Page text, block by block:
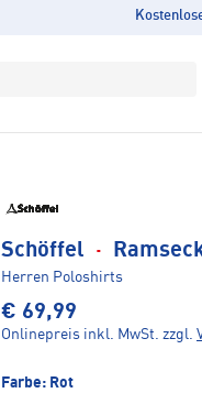
Schöffel ·
Herren Poloshirts
€ 69,99
Onlinepreis inkl. MwSt. zzgl.
Farbe: Rot